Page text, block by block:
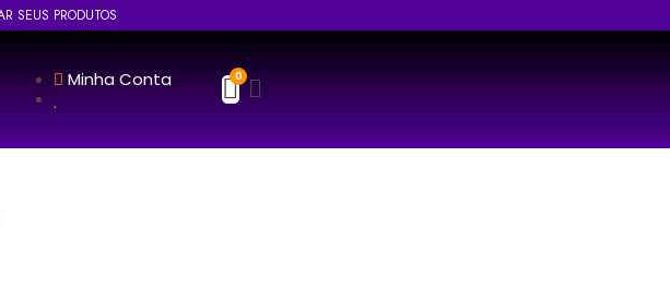
SEUS PRODUTOS
Minha Conta